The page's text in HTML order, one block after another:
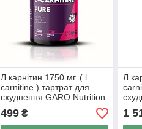
Л карнітин 1750 мг. ( l
carnitine ) тартрат для
схуднення GARO Nutrition
Premium 120 капсул
499₴
Л
240
1